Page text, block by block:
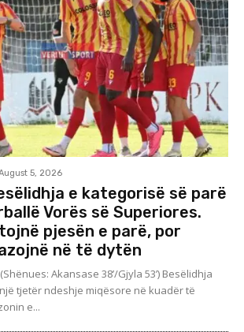
5, 2026
e kategorisë së parë
Vorës së Superiores.
pjesën e parë, por
në të dytën
Akansase 38’/Gjyla 53’) Besëlidhja
tjetër ndeshje miqësore në kuadër të
e...